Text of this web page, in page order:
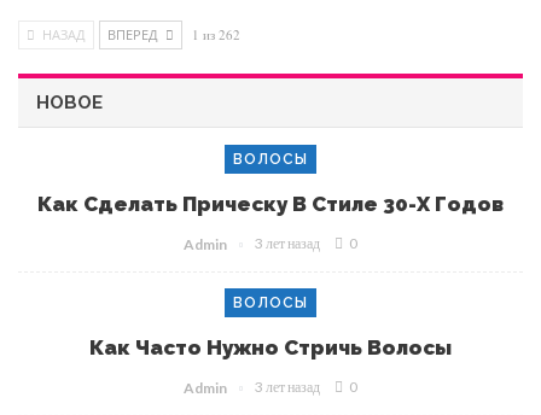
НАЗАД ВПЕРЕД 1 из 262
НОВОЕ
ВОЛОСЫ
Как Сделать Прическу В Стиле 30-Х Годов
Admin 3 лет назад 0
ВОЛОСЫ
Как Часто Нужно Стричь Волосы
Admin 3 лет назад 0